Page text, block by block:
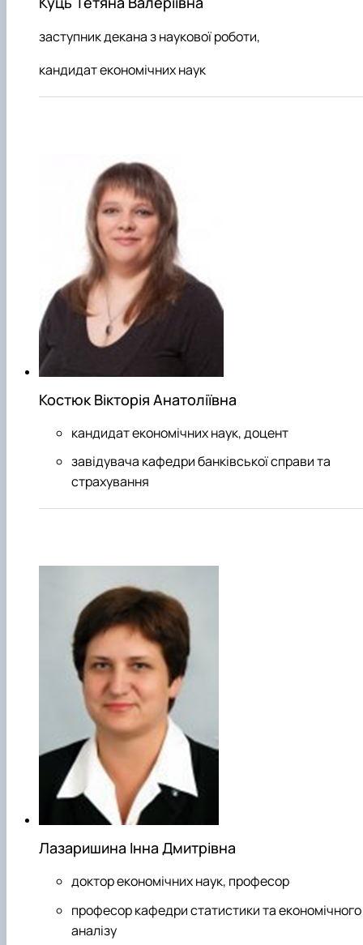
заступник декана з наукової роботи,
кандидат економічних наук
Костюк Вікторія Анатоліївна
кандидат економічних наук, доцент
завідувача кафедри банківської справи та
страхування
Лазаришина Інна Дмитрівна
доктор економічних наук, професор
професор кафедри статистики та економічного
аналізу